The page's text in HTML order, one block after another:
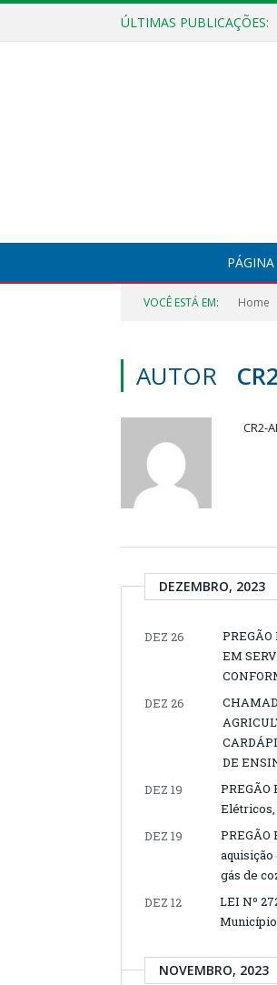
ÚLTIMAS PUBLICAÇÕES:
VOCÊ ESTÁ EM: Home
AUTOR
CR2-
DEZEMBRO, 2023
DEZ 26
EM
DEZ 26
DE
DEZ 19
Elétricos,
DEZ 19
aquisição
gás de
DEZ 12
LEI Nº
NOVEMBRO, 2023